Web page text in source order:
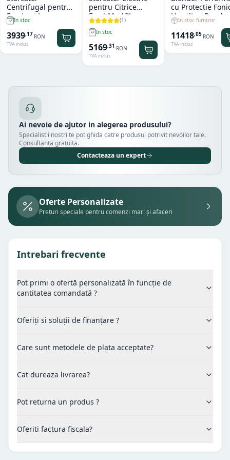
Centrifugal pentru
Fructe si Legume
Hendi Profi Line
Titan
In stoc
3939,17 RON
TVA inclus
pentru Citrice
FreshMark™
Hamilton Beach
(1)
In stoc
5169,31 RON
TVA inclus
cu Protectie
Hamilton Beach
Summit® Edge
In stoc furnizor
11418,05 RON
TVA inclus
Ai nevoie de ajutor in alegerea produsului?
Specialistii nostri te pot ghida catre produsul potrivit nevoilor tale.
Consultanta gratuita.
Contacteaza un expert
Oferte Personalizate
Prețuri speciale pentru comenzi mari și afaceri
Intrebari frecvente
Pot primi o ofertă personalizată în funcție de
cantitatea comandată ?
Oferiți si soluții de finanțare ?
Care sunt metodele de plata acceptate?
Cat dureaza livrarea?
Pot returna un produs ?
Oferiti factura fiscala?